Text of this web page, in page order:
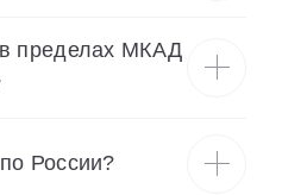
пределах МКАД
России?